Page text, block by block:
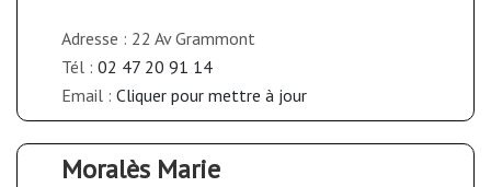
Adresse : 22 Av Grammont
Tél : 02 47 20 91 14
Email : Cliquer pour mettre à jour
Moralès Marie